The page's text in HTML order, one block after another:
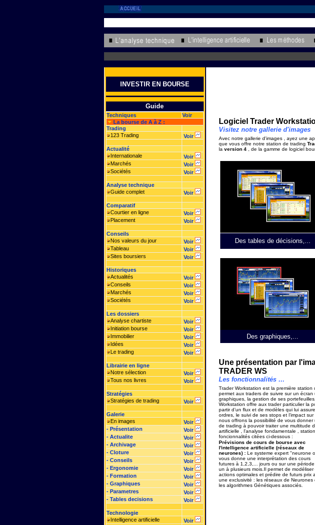
INVESTIR EN BOURSE
Guide
Techniques
Voir
La bourse de A à Z :
Trading
123 Trading
Voir
Actualité
Internationale
Voir
Marchés
Voir
Sociétés
Voir
Analyse technique
Guide complet
Voir
Comparatif
Courtier en ligne
Voir
Placement
Voir
Conseils
Nos valeurs du jour
Voir
Tableau
Voir
Sites boursiers
Voir
Historiques
Actualités
Voir
Conseils
Voir
Marchés
Voir
Sociétés
Voir
Les dossiers
Analyse chartiste
Voir
Initiation bourse
Voir
Immobilier
Voir
Idées
Voir
Le trading
Voir
Librairie en ligne
Notre sélection
Voir
Tous nos livres
Voir
Stratégies
Stratégies de trading
Voir
Galerie
En images
Voir
- Présentation
Voir
- Actualite
Voir
- Archivage
Voir
- Cloture
Voir
- Conseils
Voir
- Ergonomie
Voir
- Formation
Voir
- Graphiques
Voir
- Parametres
Voir
- Tables decisions
Voir
Technologie
Intelligence artificielle
Voir
Logiciel Trader
Visitez notre gallerie d'images
Avec notre gallerie d'images , ayez une
que vous offre notre station de trading
la version 4, de la gamme de logiciel
Des tables de décisions,...
Des graphiques,...
Une présentation par
TRADER WS
Les fonctionnalités …
Trader Workstation est la première
permet aux traders de suivre sur un
graphiques, la gestion de ses
Workstation offre aux trader particulier la
partir d’un flux et de modèles qui lui
ordres, le suivi de ses stops et l’impact sur
nous offrons la possibilité de vous
de trading à pouvoir traiter une multitude
artificielle , l'analyse fondamentale ,
foncionnalités citées ci-dessous :
Prévisions de cours de bourse avec
l'intelligence artificielle (réseaux de
neurones) :Le systeme expert "neurone
vous donne une interprétation des cours
futures à 1,2,3,... jours ou sur une période
un à plusieurs mois.Il permet de modéliser
actions optimales et prédire de futurs prix
une exclusivité : les réseaux de Neurones
les algorithmes Génétiques associés.